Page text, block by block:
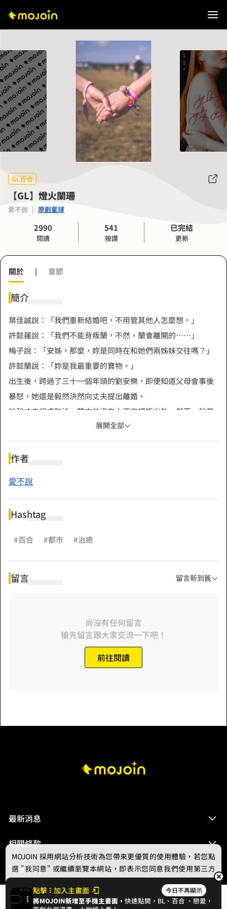
GL百合
【GL】燈火闌珊
愛不說 | 原創星球
2990
閱讀
541
按讚
已完結
更新
關於 | 章節
簡介
葉佳誠說：「我們重新結婚吧，不用管其他人怎麼想。」
許懿蓮說：「我們不能背叛蘭，不然，蘭會離開的……」
梅子說：「安姊，那麼，妳是同時在和她們兩姊妹交往嗎？」
許懿蘭說：「妳是我最重要的寶物。」
出生後，跨過了三十一個年頭的劉安樂，即便知道父母會事後
暴怒，她還是毅然決然向丈夫提出離婚。
她和丈夫相處融洽，雙方並沒有人不守規矩出軌，然而，就是
在這樣的情況下，她選擇離婚。
這不是什麼推理謎團，一切的答案都只是為了愛情。
恢復自由之身的安樂將會面對她所愛的雙胞胎，憑藉微弱的燈
題外話：
這是個有關同性戀的故事，也是個無關同性戀的故事。
如果你抓到了名為「愛」之物，上頭是否會貼著五顏六色的標
展開全部
作者
愛不說
Hashtag
#百合 #都市 #治癒
留言 留言新到舊
尚沒有任何留言
搶先留言跟大家交流一下吧！
前往閱讀
最新消息
相關條款
聯絡我們
點擊 加入主畫面 今日不再顯示
將MOJOIN新增至手機主畫面，快速點開，BL、百合 、戀愛，
MOJOIN 採用網站分析技術為您帶來更優質的使用體驗，若您點
選 "我同意" 或繼續瀏覽本網站，即表示您同意我們使用第三方
Cookie，欲瞭解更多資訊請見隱私權政策。